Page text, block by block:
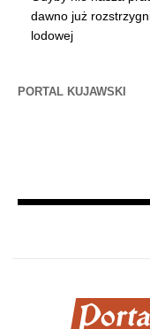
dawno już
lodowej
PORTAL KUJAWSKI